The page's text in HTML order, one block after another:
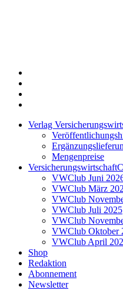
Verlag
Mengenpreise
VWClub Juni
VWClub März
VWClub
VWClub Juli 2025
VWClub
VWClub Oktober
VWClub April
Shop
Redaktion
Abonnement
Newsletter